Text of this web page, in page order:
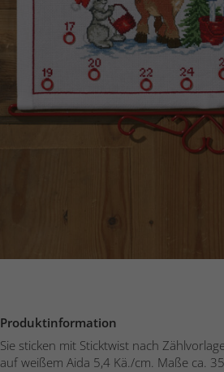
Produktinformation
Sie sticken mit Sticktwist nach
auf weißem Aida 5,4 Kä./cm. Maße ca.